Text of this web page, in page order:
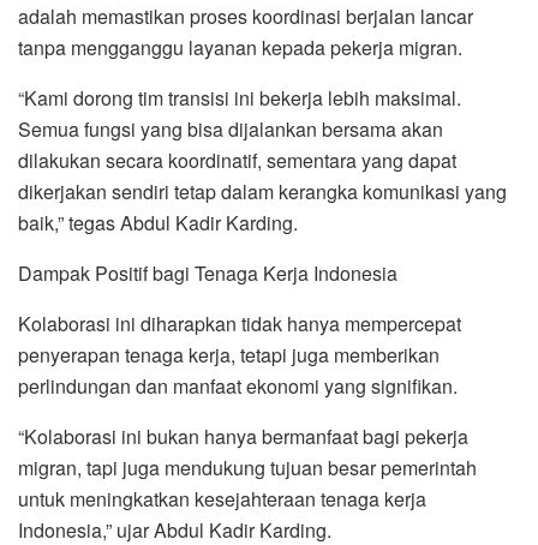
adalah memastikan proses koordinasi berjalan lancar
tanpa mengganggu layanan kepada pekerja migran.
“Kami dorong tim transisi ini bekerja lebih maksimal.
Semua fungsi yang bisa dijalankan bersama akan
dilakukan secara koordinatif, sementara yang dapat
dikerjakan sendiri tetap dalam kerangka komunikasi yang
baik,” tegas Abdul Kadir Karding.
Dampak Positif bagi Tenaga Kerja Indonesia
Kolaborasi ini diharapkan tidak hanya mempercepat
penyerapan tenaga kerja, tetapi juga memberikan
perlindungan dan manfaat ekonomi yang signifikan.
“Kolaborasi ini bukan hanya bermanfaat bagi pekerja
migran, tapi juga mendukung tujuan besar pemerintah
untuk meningkatkan kesejahteraan tenaga kerja
Indonesia,” ujar Abdul Kadir Karding.